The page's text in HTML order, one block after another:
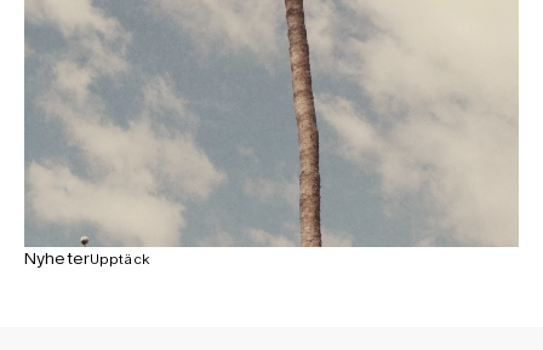
NyheterUpptäck